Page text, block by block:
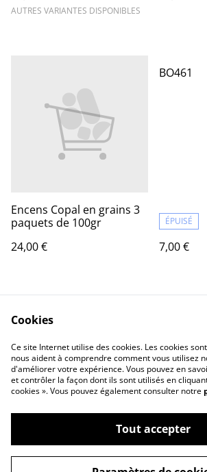
AUTRES VARIANTES DISPONIBLES
Encens Copal en grains 3
paquets de 100gr
24,00 €
BO461
ÉPUISÉ
7,00 €
Contact Us
Privacy Policy
©2026Marie Charlotte Jeanjean
Cookies
Ce site Internet utilise des cookies. Les cookies
nous aident à comprendre comment vous utilisez
d'améliorer votre expérience. Vous pouvez en
et contrôler la façon dont ils sont utilisés en
cookies ». Vous pouvez également consulter notre
Tout accepter